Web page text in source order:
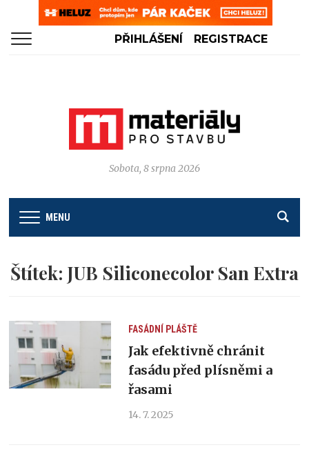
PŘIHLÁŠENÍ REGISTRACE
Sobota, 8 srpna 2026
MENU
Štítek: JUB Siliconecolor San Extra
FASÁDNÍ PLÁŠTĚ
Jak efektivně chránit
fasádu před plísněmi a
řasami
14. 7. 2025